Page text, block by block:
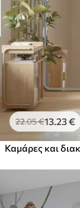
22.05€13 .23€